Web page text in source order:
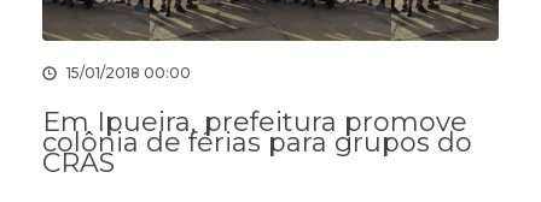
15/01/2018 00:00
Em Ipueira, prefeitura promove
colônia de férias para grupos do
CRAS